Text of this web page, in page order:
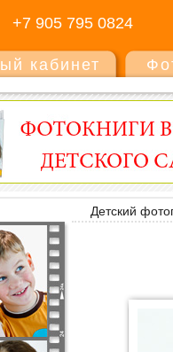
+7 905 795 0824
кабинет
Детский